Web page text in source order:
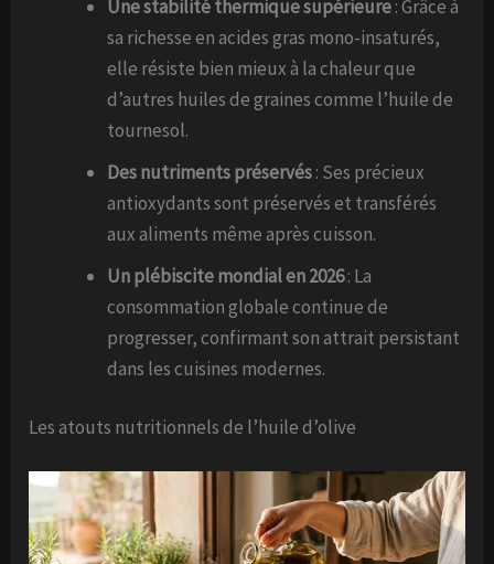
Une stabilité thermique supérieure: Grâce à
sa richesse en acides gras mono-insaturés,
elle résiste bien mieux à la chaleur que
d’autres huiles de graines comme l’huile de
tournesol.
Des nutriments préservés: Ses précieux
antioxydants sont préservés et transférés
aux aliments même après cuisson.
Un plébiscite mondial en 2026: La
consommation globale continue de
progresser, confirmant son attrait persistant
dans les cuisines modernes.
Les atouts nutritionnels de l’huile d’olive